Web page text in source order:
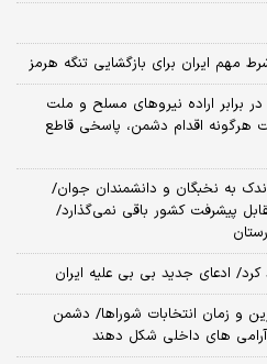
برابر اراده نیروهای مسلح و ملت
هرگونه اقدام دشمن، پاسخی قاطع
به نخبگان و دانشمندان جوان/
پیشرفت کشور باقی نمی‌گذارد/
ادعای جدید بی بی علیه ایران
و زمان انتخابات شوراها/ دشمن
های داخلی شکل دهند